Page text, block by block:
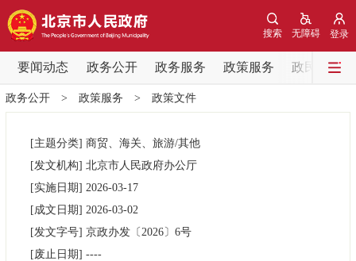
登录
无障碍
搜索
要闻动态 政务公开 政务服务 政策服务 政民互动
要闻动态
党中央精神 国务院信息
北京要闻 会议信息
政务公开
政务公开> 政策服务 > 政策文件
[主题分类] 商贸、海关、旅游/其他
[发文机构] 北京市人民政府办公厅
[实施日期] 2026-03-17
[成文日期] 2026-03-02
[发文字号] 京政办发〔2026〕 6号
[废止日期] ----